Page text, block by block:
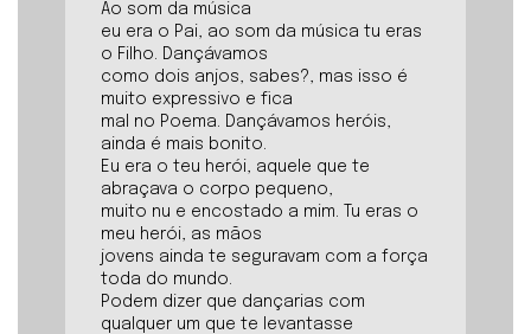
Ao som da música
eu era o Pai, ao som da música tu eras
o Filho. Dançávamos
como dois anjos, sabes?, mas isso é
muito expressivo e fica
mal no Poema. Dançávamos heróis,
ainda é mais bonito.
Eu era o teu herói, aquele que te
abraçava o corpo pequeno,
muito nu e encostado a mim. Tu eras o
meu herói, as mãos
jovens ainda te seguravam com a força
toda do mundo.
Podem dizer que dançarias com
qualquer um que te levantasse